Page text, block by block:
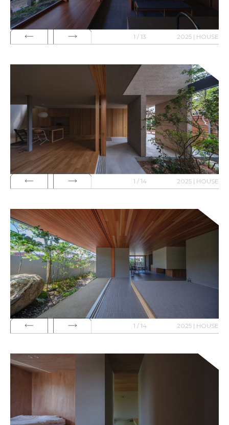
1 / 13 2025 | HOUSE
1 / 14 2025 | HOUSE
1 / 14 2025 | HOUSE